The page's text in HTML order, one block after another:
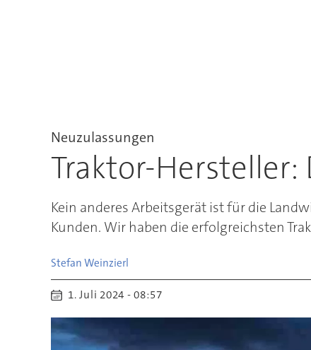
Neuzulassungen
Traktor-
Kein anderes Arbeitsgerät ist für die
Kunden. Wir haben die erfolgreichsten
Stefan Weinzierl
1. Juli 2024 - 08:57